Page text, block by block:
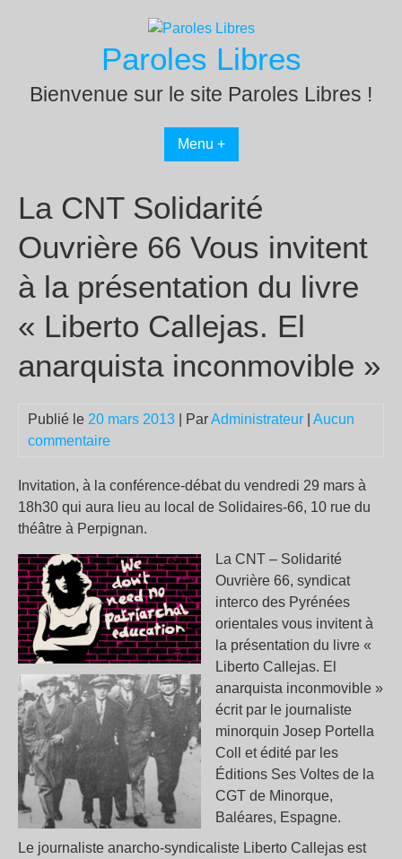
Paroles Libres
Bienvenue sur le site Paroles Libres !
Menu +
La CNT Solidarité
Ouvrière 66 Vous invitent
à la présentation du livre
« Liberto Callejas. El
anarquista inconmovible »
Publié le 20 mars 2013 | ParAdministrateur
Aucun
commentaire
Invitation, à la conférence-débat du vendredi 29 mars à
18h30 qui aura lieu au local de Solidaires-66, 10 rue du
théâtre à Perpignan.
La CNT – Solidarité
Ouvrière 66, syndicat
interco des Pyrénées
orientales vous invitent à
la présentation du livre «
Liberto Callejas. El
anarquista inconmovible »
écrit par le journaliste
minorquin Josep Portella
Coll et édité par les
Éditions Ses Voltes de la
CGT de Minorque,
Baléares, Espagne.
Le journaliste anarcho-syndicaliste Liberto Callejas est